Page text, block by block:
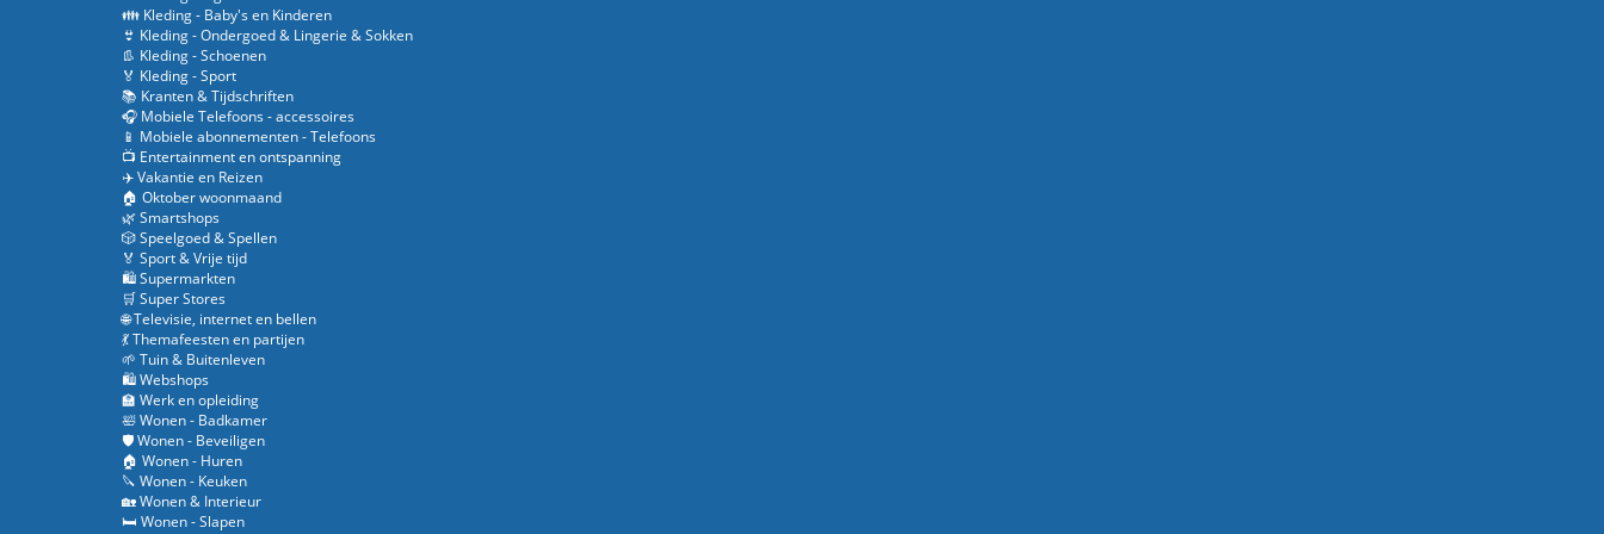
👪 Kleding - Baby's en Kinderen
👙 Kleding - Ondergoed & Lingerie & Sokken
👢 Kleding - Schoenen
🏅 Kleding - Sport
📚 Kranten & Tijdschriften
🎧 Mobiele Telefoons - accessoires
📱 Mobiele abonnementen - Telefoons
📺 Entertainment en ontspanning
✈️ Vakantie en Reizen
🏠 Oktober woonmaand
🌿 Smartshops
🎲 Speelgoed & Spellen
🏅 Sport & Vrije tijd
🛍️ Supermarkten
🛒 Super Stores
🌐 Televisie, internet en bellen
💃 Themafeesten en partijen
🌱 Tuin & Buitenleven
🛍️ Webshops
🏫 Werk en opleiding
🛀 Wonen - Badkamer
🛡️ Wonen - Beveiligen
🏠 Wonen - Huren
🔪 Wonen - Keuken
🏡 Wonen & Interieur
🛏️ Wonen - Slapen